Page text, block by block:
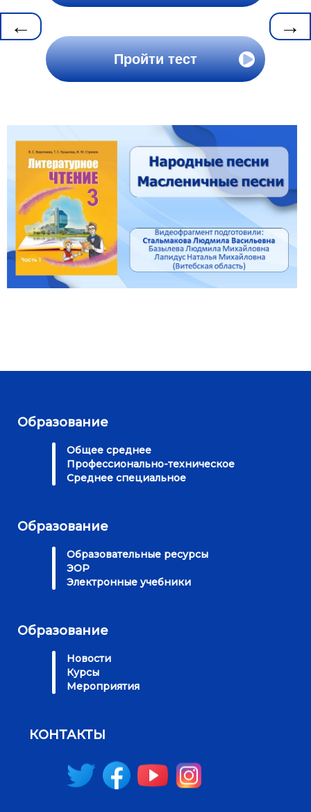
← →
Пройти тест
Образование
Общее среднее
Профессионально-техническое
Среднее специальное
Образование
Образовательные ресурсы
ЭОР
Электронные учебники
Образование
Новости
Курсы
Мероприятия
КОНТАКТЫ